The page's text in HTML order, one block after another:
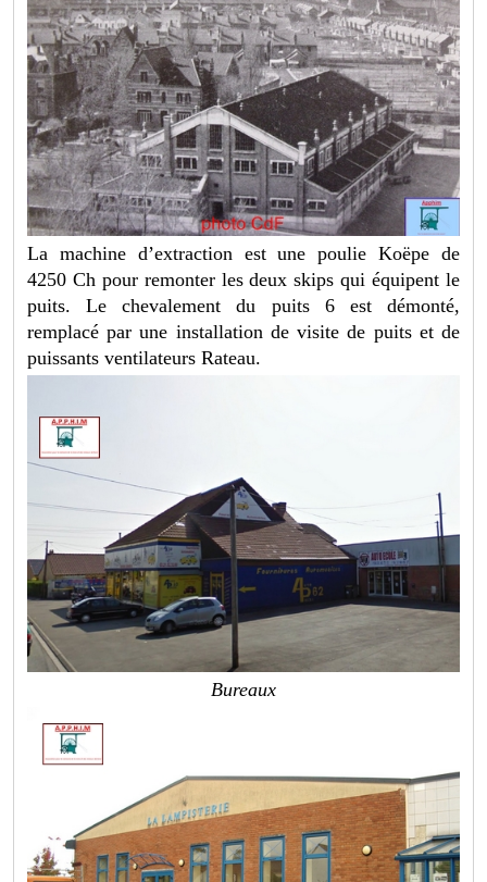
La machine d’extraction est une poulie Koëpe de
4250 Ch pour remonter les deux skips qui équipent le
puits. Le chevalement du puits 6 est démonté,
remplacé par une installation de visite de puits et de
puissants ventilateurs Rateau.
Bureaux